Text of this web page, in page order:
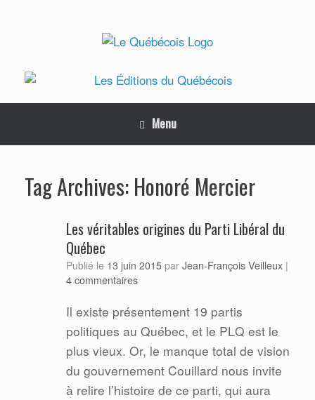
Menu
Tag Archives: Honoré Mercier
Les véritables origines du Parti Libéral du
Québec
Publié le 13 juin 2015 par Jean-François Veilleux|
4 commentaires
Il existe présentement 19 partis
politiques au Québec, et le PLQ est le
plus vieux. Or, le manque total de vision
du gouvernement Couillard nous invite
à relire l’histoire de ce parti, qui aura